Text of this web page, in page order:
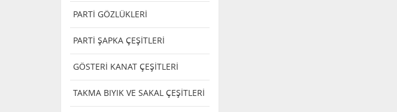
PARTİ GÖZLÜKLERİ
PARTİ ŞAPKA ÇEŞİTLERİ
GÖSTERİ KANAT ÇEŞİTLERİ
TAKMA BIYIK VE SAKAL ÇEŞİTLERİ
HAMAM BÖCEGİ (2 ADET)
60,00